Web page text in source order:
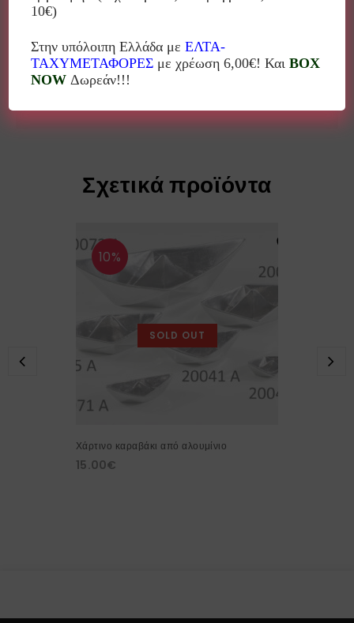
κατασκευής από μπρούντζο και αλουμίνιο.
Διαστάσεις: 12,5×5,7×4,3 cm
Βάρος: 0,247 Kg
Σχετικά προϊόντα
10%
SOLD OUT
Χάρτινο καραβάκι από αλουμίνιο
15.00€
10€)
Στην υπόλοιπη Ελλάδα μεΕΛΤΑ-
ΤΑΧΥΜΕΤΑΦΟΡΕΣ με χρέωση 6,00€! ΚαιBOX
NOW Δωρεάν!!!